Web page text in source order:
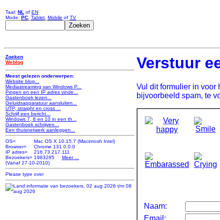
Taal: NL of EN
Mode: PC Tablet Mobile of TV
Zoeken
Weblog
Meest gelezen onderwerpen:
Website blog...
Mediastreaming van Windows P...
Pingen en een IP adres vinde...
Gastenboek lezen...
Geluidsapparatuur aansluiten...
UTP, straight en cross ...
Schrijf een bericht...
Windows 7, 8 en 10 in een th...
Gastenboek schrijven...
Een thuisnetwerk aanleggen...
OS=
Mac OS X 10.15.7 (Macintosh Intel)
Browser=
Chrome 131.0.0.0
IP adres=
216.73.217.111
Bezoekers= 1983285 Meer ...
(Vanaf 27-10-2010)
Verstuur
Vul dit formulier in voor
bijvoorbeeld spam, te
Naam: